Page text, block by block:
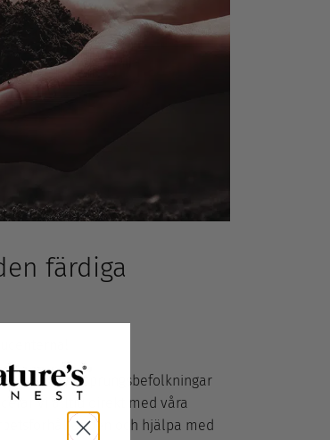
färdiga
och ursprungsbefolkningar
vi alltid direkt med våra
och hjälpa med